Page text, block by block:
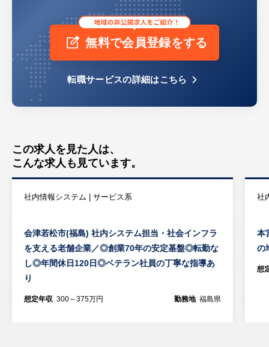
無料で会員登録をする
転職サービスの詳細はこちら
この求人を見た人は、
こんな求人も見ています。
社内情報システム | サービス系
会津若松市(福島) 社内システム担当・社会インフラ
を支える老舗企業／◎創業70年の安定基盤◎転勤な
し◎年間休日120日◎ベテラン社員の丁寧な指導あ
り
想定年収 300～375万円 勤務地 福島県
社
本
の
想